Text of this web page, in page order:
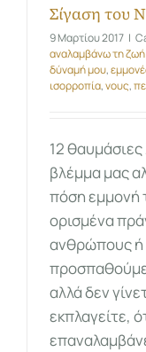
Σίγαση του
9 Μαρτίου 2017 |
αναλαμβάνω τη
δύναμή μου,
ισορροπία,νους,
12
βλέμμα μας
πόση εμμονή
ορισμένα
ανθρώπους ή
προσπαθούμε
αλλά δεν
εκπλαγείτε,